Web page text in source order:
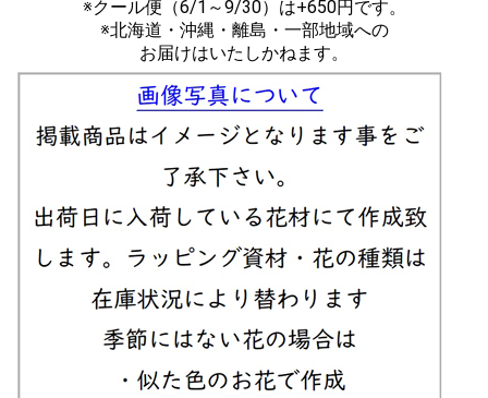
※クール便（6/1～9/30）は+650円です。
※北海道・沖縄・離島・一部地域への
お届けはいたしかねます。